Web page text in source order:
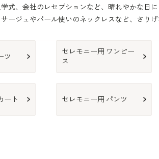
式、会社のレセプションなど、晴れやかな日
ージュやパール使いのネックレスなど、さり
ツ
セレモニー用 ワンピー
ス
ート セレモニー用 パンツ